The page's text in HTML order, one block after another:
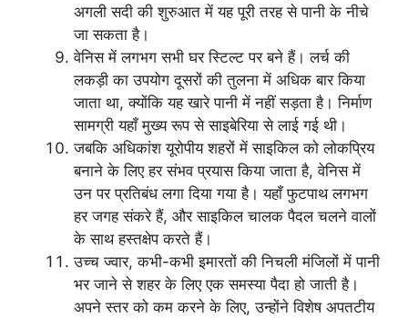
अगली सदी की शुरुआत में यह पूरी तरह से पानी के नीचे
जा सकता है।
वेनिस में लगभग सभी घर स्टिल्ट पर बने हैं। लर्च की
लकड़ी का उपयोग दूसरों की तुलना में अधिक बार किया
जाता था, क्योंकि यह खारे पानी में नहीं सड़ता है। निर्माण
सामग्री यहाँ मुख्य रूप से साइबेरिया से लाई गई थी।
जबकि अधिकांश यूरोपीय शहरों में साइकिल को लोकप्रिय
बनाने के लिए हर संभव प्रयास किया जाता है, वेनिस में
उन पर प्रतिबंध लगा दिया गया है। यहाँ फुटपाथ लगभग
हर जगह संकरे हैं, और साइकिल चालक पैदल चलने वालों
के साथ हस्तक्षेप करते हैं।
उच्च ज्वार, कभी-कभी इमारतों की निचली मंजिलों में पानी
भर जाने से शहर के लिए एक समस्या पैदा हो जाती है।
अपने स्तर को कम करने के लिए, उन्होंने विशेष अपतटीय